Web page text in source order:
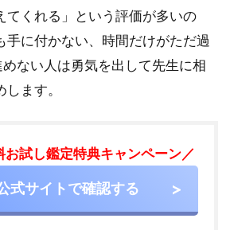
てくれる」という評価が多いの
手に付かない、時間だけがただ過
ない人は勇気を出して先生に相
ます。
お試し鑑定特典キャンペーン／
式サイトで確認する